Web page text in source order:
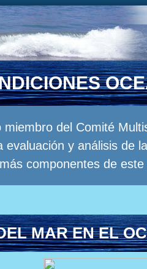
del Comité
y análisis de
componentes de este
MAR EN EL